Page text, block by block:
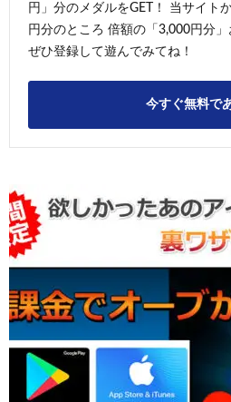
円」分のメダルをGET！ 当サイト
円分のところ 倍額の「3,000円分」
ぜひ登録して遊んでみてね！
今すぐ無料で